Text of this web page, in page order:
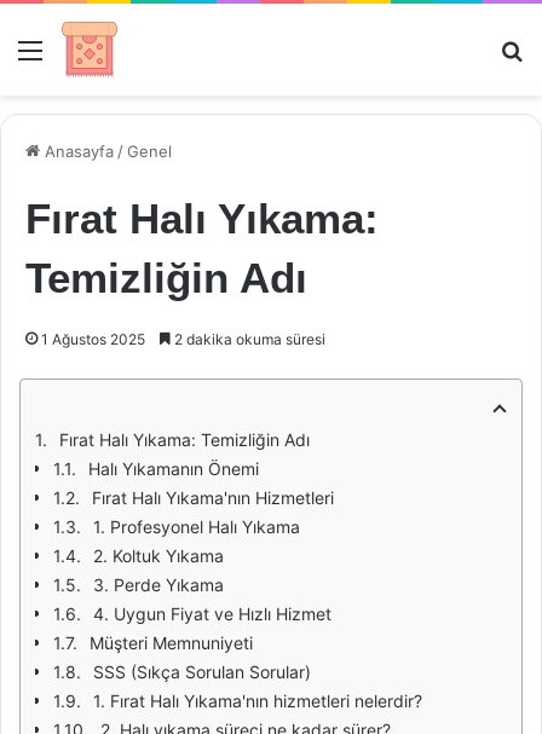
Menü
Anasayfa /Genel
Fırat Halı Yıkama:
Temizliğin Adı
1 Ağustos 2025 2 dakika okuma süresi
Fırat Halı Yıkama: Temizliğin Adı
Halı Yıkamanın Önemi
Fırat Halı Yıkama'nın Hizmetleri
1. Profesyonel Halı Yıkama
2. Koltuk Yıkama
3. Perde Yıkama
4. Uygun Fiyat ve Hızlı Hizmet
Müşteri Memnuniyeti
SSS (Sıkça Sorulan Sorular)
1. Fırat Halı Yıkama'nın hizmetleri nelerdir?
2. Halı yıkama süreci ne kadar sürer?